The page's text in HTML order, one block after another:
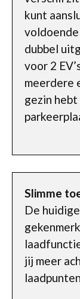
kunt
dubbel
voor 2
meerdere
gezin
Slimme
De
jij meer